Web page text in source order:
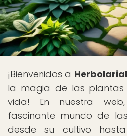
¡Bienvenidos a
la magia de las plantas
vida! En nuestra
fascinante mundo de
desde su cultivo